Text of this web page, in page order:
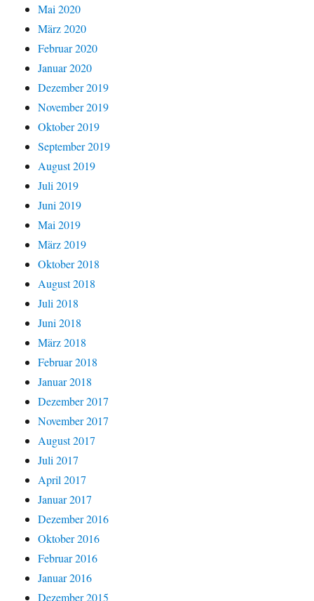
Mai 2020
März 2020
Februar 2020
Januar 2020
Dezember 2019
November 2019
Oktober 2019
September 2019
August 2019
Juli 2019
Juni 2019
Mai 2019
März 2019
Oktober 2018
August 2018
Juli 2018
Juni 2018
März 2018
Februar 2018
Januar 2018
Dezember 2017
November 2017
August 2017
Juli 2017
April 2017
Januar 2017
Dezember 2016
Oktober 2016
Februar 2016
Januar 2016
Dezember 2015